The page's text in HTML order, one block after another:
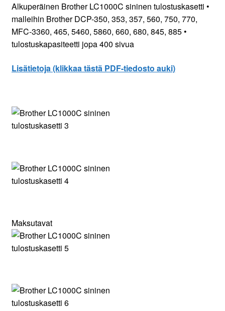
Alkuperäinen Brother LC1000C sininen tulostuskasetti •
malleihin Brother DCP-350, 353, 357, 560, 750, 770,
MFC-3360, 465, 5460, 5860, 660, 680, 845, 885 •
tulostuskapasiteetti jopa 400 sivua
Lisätietoja (klikkaa tästä PDF-tiedosto auki)
Maksutavat